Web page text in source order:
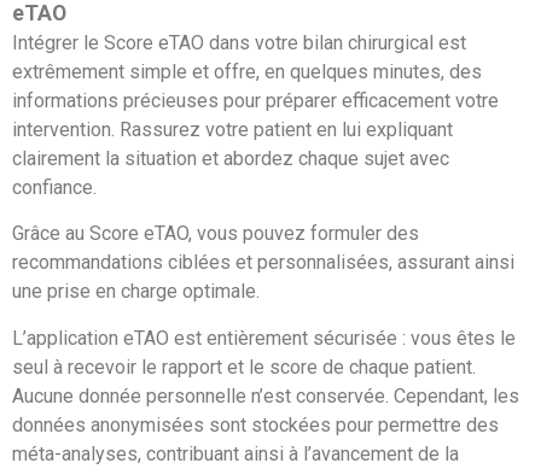
eTAO
Intégrer le Score eTAO dans votre bilan chirurgical est
extrêmement simple et offre, en quelques minutes, des
informations précieuses pour préparer efficacement votre
intervention. Rassurez votre patient en lui expliquant
clairement la situation et abordez chaque sujet avec
confiance.
Grâce au Score eTAO, vous pouvez formuler des
recommandations ciblées et personnalisées, assurant ainsi
une prise en charge optimale.
L’application eTAO est entièrement sécurisée : vous êtes le
seul à recevoir le rapport et le score de chaque patient.
Aucune donnée personnelle n’est conservée. Cependant, les
données anonymisées sont stockées pour permettre des
méta-analyses, contribuant ainsi à l’avancement de la